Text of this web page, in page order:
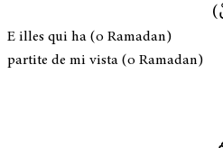
E illes qui ha (o Ramadan)
partite de mi vista (o Ramadan)